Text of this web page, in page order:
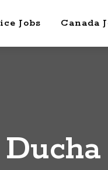
Jobs Canada